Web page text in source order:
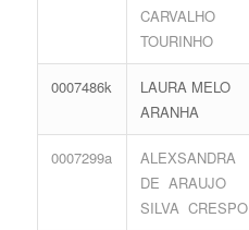
CARVALHO
TOURINHO
0007486k
LAURA MELO
ARANHA
0007299a
ALEXSANDRA
DE ARAUJO
SILVA CRESPO